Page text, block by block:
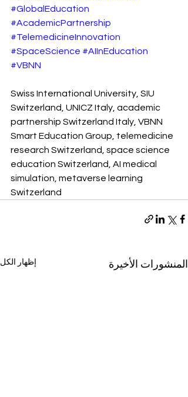
#GlobalEducation
#AcademicPartnership
#TelemedicineInnovation
#SpaceScience #AIInEducation
#VBNN
Swiss International University, SIU
Switzerland, UNICZ Italy, academic
partnership Switzerland Italy, VBNN
Smart Education Group, telemedicine
research Switzerland, space science
education Switzerland, AI medical
simulation, metaverse learning
Switzerland
المنشورات الأخيرة إظهار الكل